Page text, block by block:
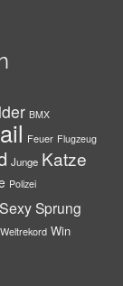
BMX
Feuer Flugzeug
Junge Katze
Polizei
SexySprung
Weltrekord Win